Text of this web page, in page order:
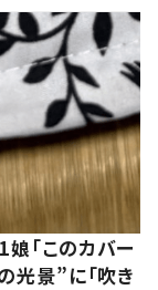
「このカバー
光景”に「吹き